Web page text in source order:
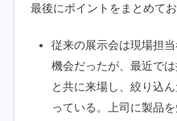
最後にポイントをまとめてお
従来の展示会は現場担
機会だったが、最近で
と共に来場し、絞り込
っている。上司に製品